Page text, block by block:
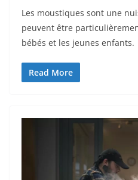
Les moustiques sont une
peuvent être
bébés et les jeunes enfants.
Read More